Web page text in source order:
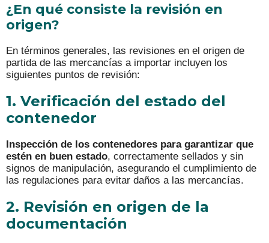
¿En qué consiste la revisión en
origen?
En términos generales, las revisiones en el origen de
partida de las mercancías a importar incluyen los
siguientes puntos de revisión:
1. Verificación del estado del
contenedor
Inspección de los contenedores para garantizar que
estén en buen estado, correctamente sellados y sin
signos de manipulación, asegurando el cumplimiento de
las regulaciones para evitar daños a las mercancías.
2. Revisión en origen de la
documentación